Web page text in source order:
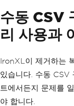
수동 CSV
리 사용과
IronXL이 제거하는
있습니다. 수동 CSV
트에서든지 문제를
야 합니다.